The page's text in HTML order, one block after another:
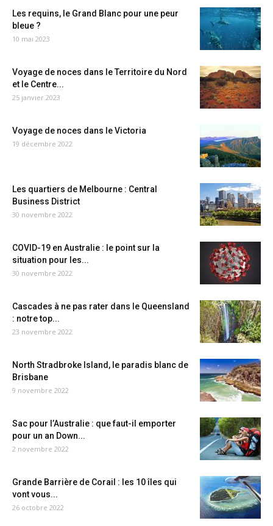
Les requins, le Grand Blanc pour une peur
bleue ?
10 mai 2023
Voyage de noces dans le Territoire du Nord
et le Centre...
25 janvier 2023
Voyage de noces dans le Victoria
19 décembre 2022
Les quartiers de Melbourne : Central
Business District
30 novembre 2022
COVID-19 en Australie : le point sur la
situation pour les...
30 novembre 2022
Cascades à ne pas rater dans le Queensland
: notre top...
23 novembre 2022
North Stradbroke Island, le paradis blanc de
Brisbane
9 novembre 2022
Sac pour l’Australie : que faut-il emporter
pour un an Down...
2 novembre 2022
Grande Barrière de Corail : les 10 îles qui
vont vous...
26 octobre 2022